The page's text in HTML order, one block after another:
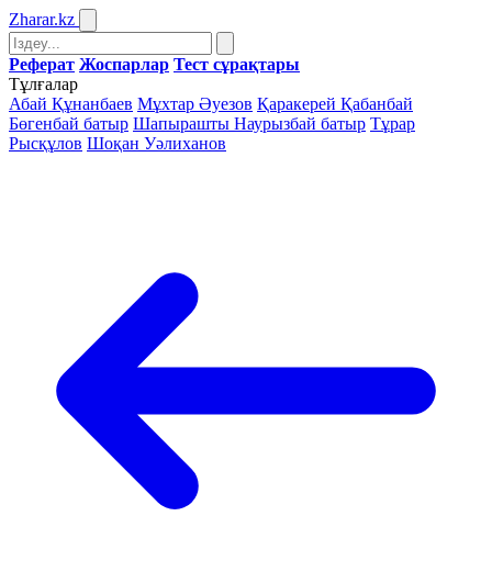
Zharar.kz
Реферат Жоспарлар Тест сұрақтары
Тұлғалар
Абай Құнанбаев Мұхтар Әуезов Қаракерей Қабанбай
Бөгенбай батыр Шапырашты Наурызбай батыр Тұрар
Рысқұлов Шоқан Уәлиханов